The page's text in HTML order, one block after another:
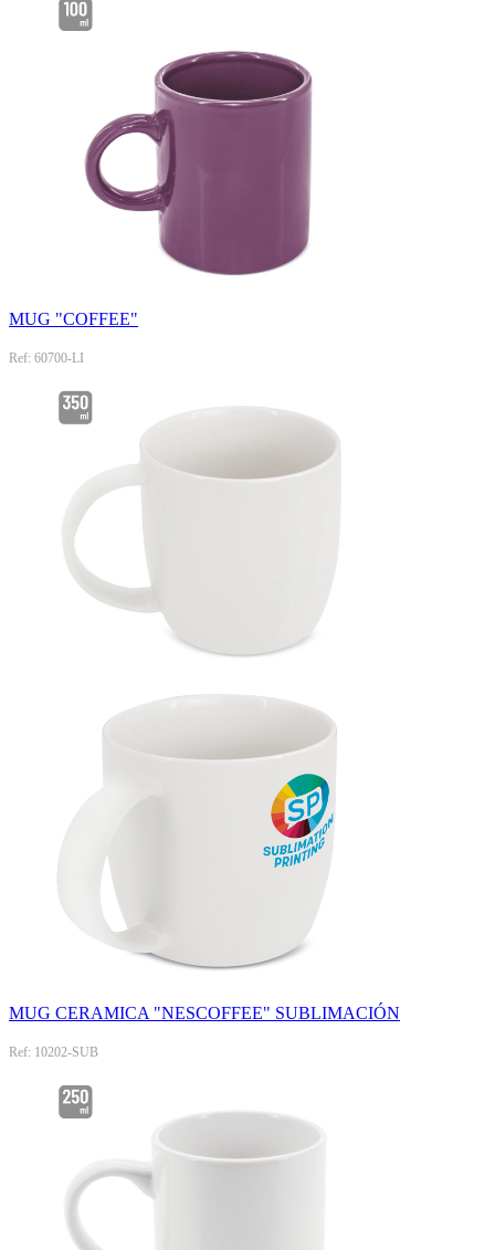
MUG "COFFEE"
Ref: 60700-LI
MUG CERAMICA "NESCOFFEE" SUBLIMACIÓN
Ref: 10202-SUB